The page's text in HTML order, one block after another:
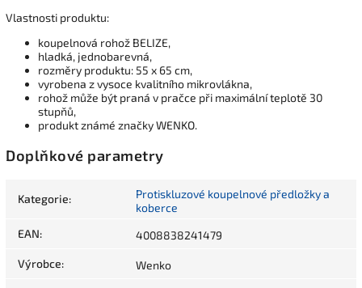
Vlastnosti produktu:
koupelnová rohož BELIZE,
hladká, jednobarevná,
rozměry produktu: 55 x 65 cm,
vyrobena z vysoce kvalitního mikrovlákna,
rohož může být praná v pračce při maximální teplotě 30
stupňů,
produkt známé značky WENKO.
Doplňkové parametry
Kategorie:
Protiskluzové koupelnové předložky a
koberce
EAN: 4008838241479
Výrobce: Wenko